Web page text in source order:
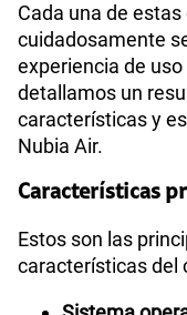
Cada una de
cuidadosamente
experiencia de
detallamos un
características y
Nubia Air.
Características
Estos son las
características del